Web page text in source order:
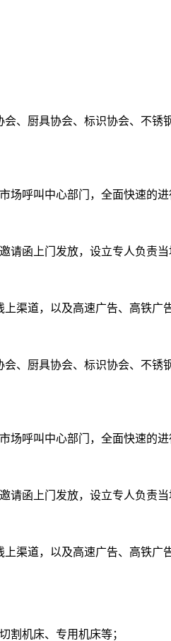
、厨具协会、标识协会、不
呼叫中心部门，全面快速的
函上门发放，设立专人负责当
渠道，以及高速广告、高铁广
、厨具协会、标识协会、不
呼叫中心部门，全面快速的
函上门发放，设立专人负责当
渠道，以及高速广告、高铁广
割机床、专用机床等；